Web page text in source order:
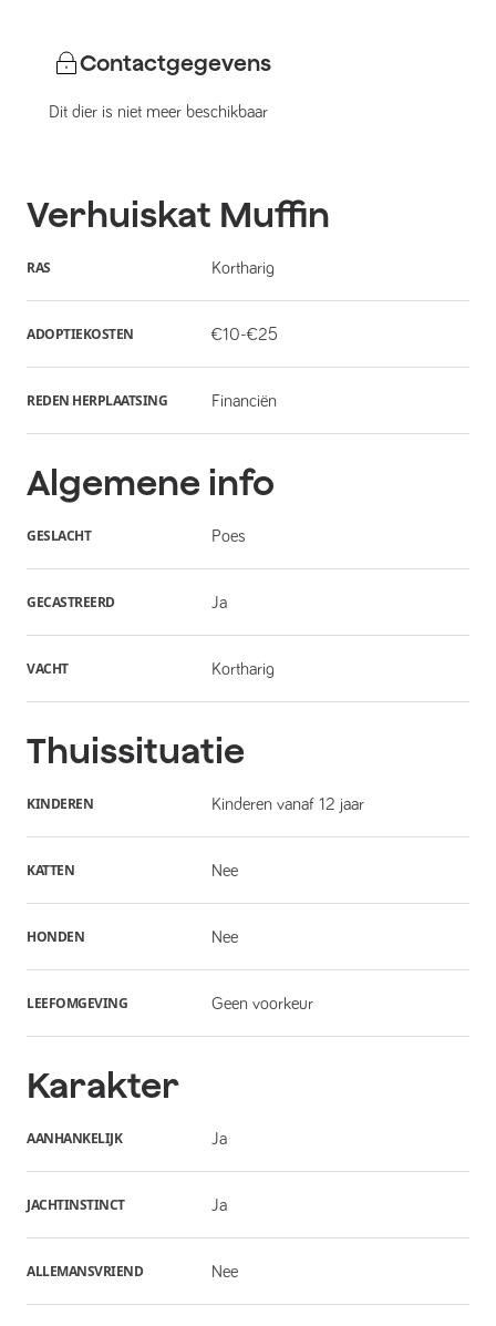
Contactgegevens
Dit dier is niet meer beschikbaar
Verhuiskat Muffin
RAS Kortharig
ADOPTIEKOSTEN €10-€25
REDEN HERPLAATSING Financiën
Algemene info
GESLACHT Poes
GECASTREERD Ja
VACHT Kortharig
Thuissituatie
KINDEREN Kinderen vanaf 12 jaar
KATTEN Nee
HONDEN Nee
LEEFOMGEVING Geen voorkeur
Karakter
AANHANKELIJK Ja
JACHTINSTINCT Ja
ALLEMANSVRIEND Nee